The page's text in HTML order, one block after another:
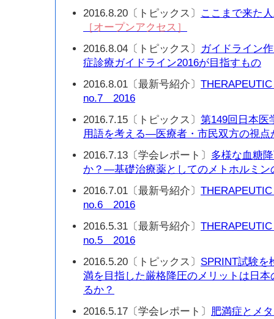
2016.8.20〔トピックス〕
ここまで来た
［オープンアクセス］
2016.8.04〔トピックス〕
ガイドライン
症診療ガイドライン2016が目指すもの
2016.8.01〔最新号紹介〕
no.7 2016
2016.7.15〔トピックス〕 第149回日本医
用語を考える—医療者・市民双方の視
2016.7.13〔学会レポート〕 多様な血糖
か？—基礎治療薬としてのメトホルミン
2016.7.01〔最新号紹介〕
no.6 2016
2016.5.31〔最新号紹介〕
no.5 2016
2016.5.20〔トピックス〕 SPRINT試験
満を目指した厳格降圧のメリットは日
るか？
2016.5.17〔学会レポート〕 肥満症とメ